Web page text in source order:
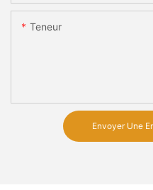
Teneur
Envoyer Une